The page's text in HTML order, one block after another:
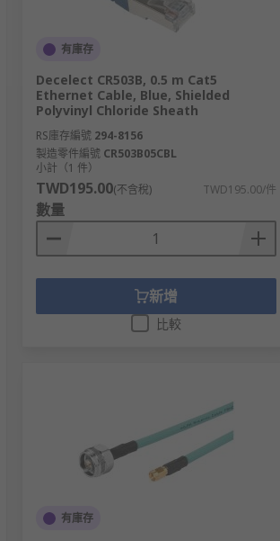
互聯網骨幹、電信網路。
力強、速度快、傳輸距離長。
見於電信網路。
局域網路（LAN）。
腦主板、硬碟等。
離的內部連接。
等）支持不同的速度和頻率，滿足不
有庫存
Decelect CR503B, 0.5 m Cat5
Ethernet Cable, Blue, Shielded
Polyvinyl Chloride Sheath
RS庫存編號 294-8156
製造零件編號 CR503B05CBL
小計（1 件）
TWD195.00(不含稅) TWD195.00/件
數量
新增
比較
有庫存